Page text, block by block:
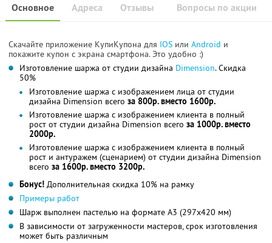
Основное Отзывы Вопросы по акции
Адреса
Скачайте приложение КупиКупона для IOS или Android и
покажите купон с экрана смартфона. Это удобно :)
Изготовление шаржа от студии дизайна Dimension. Скидка
50%
Изготовление шаржа с изображением лица от студии
дизайна Dimension всего за 800р. вместо 1600р.
Изготовление шаржа с изображением клиента в полный
рост от студии дизайна Dimension всего за 1000р. вместо
2000р.
Изготовление шаржа с изображением клиента в полный
рост и антуражем (сценарием) от студии дизайна Dimension
всего за 1600р. вместо 3200р.
Бонус! Дополнительная скидка 10% на рамку
Примеры работ
Шарж выполнен пастелью на формате А3 (297х420 мм)
В зависимости от загруженности мастеров, срок изготовления
может быть различным